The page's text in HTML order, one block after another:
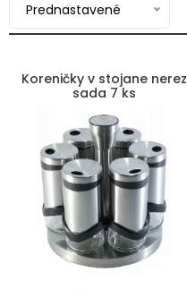
Prednastavené
Koreničky v stojane nerez
sada 7 ks